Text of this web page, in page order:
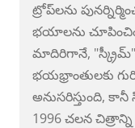
ట్రోప్‌లను
భయాలను
మాదిరిగానే, "స్క్రీమ్"
భయభ్రాంతులకు
అనుసరిస్తుంది,
1996 చలన